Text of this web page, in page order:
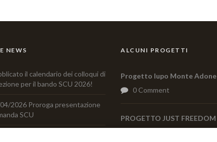
NEWS
il calendario dei colloqui di
per il bando SCU 2026!
2026 Proroga presentazione
SCU
ALCUNI PROGETTI
Progetto lupo Monte Adone
0 Comment
PROGETTO JUST FREEDOM